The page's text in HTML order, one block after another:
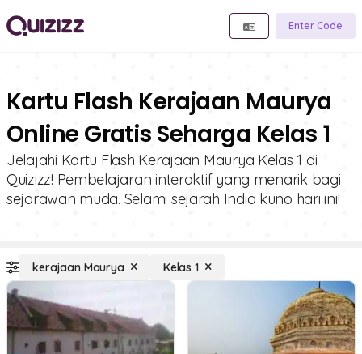
Enter Code
Kartu Flash Kerajaan Maurya
Online Gratis Seharga Kelas 1
Jelajahi Kartu Flash Kerajaan Maurya Kelas 1 di
Quizizz! Pembelajaran interaktif yang menarik bagi
sejarawan muda. Selami sejarah India kuno hari ini!
kerajaan Maurya Kelas 1